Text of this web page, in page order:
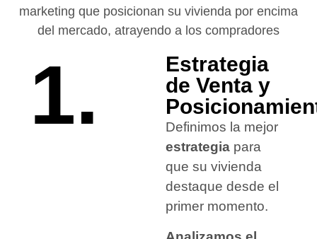
marketing que posicionan su vivienda por encima
del mercado, atrayendo a los compradores
1.
Estrategia
de Venta y
Definimos la mejor
estrategia para
que su vivienda
destaque desde el
primer momento.